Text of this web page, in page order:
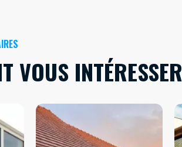
VOUS INTÉRESSER